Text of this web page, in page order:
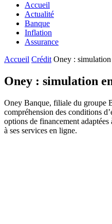
Accueil
Actualité
Banque
Inflation
Assurance
Accueil Crédit Oney :
Oney : simulation
Oney Banque, filiale du groupe
compréhension des conditions
options de financement
à ses services en ligne.